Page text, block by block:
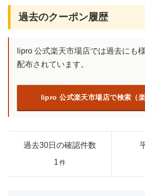
過去のクーポン履歴
lipro 公式楽天市場店では過去にも
配布されています。
lipro 公式楽天市場店で検索（楽
過去30日の確認件数
1件